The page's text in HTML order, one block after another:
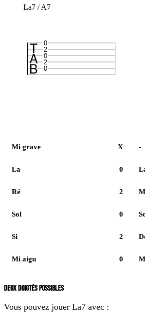
La7 / A7
0
2
0
2
0
Mi grave X -
La 0
Ré 2
Sol 0
Si 2
Mi aigu 0
DEUX DOIGTÉS POSSIBLES
Vous pouvez jouer La7 avec :